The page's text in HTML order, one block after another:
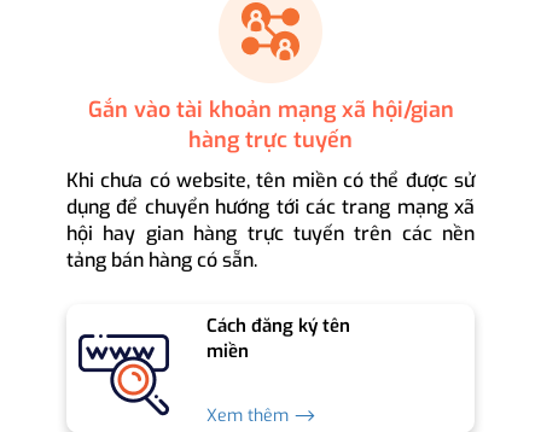
Gắn vào tài khoản mạng xã hội/gian
hàng trực tuyến
Khi chưa có website, tên miền có thể được sử
dụng để chuyển hướng tới các trang mạng xã
hội hay gian hàng trực tuyến trên các nền
tảng bán hàng có sẵn.
Cách đăng ký tên
miền
Xem thêm ⟶